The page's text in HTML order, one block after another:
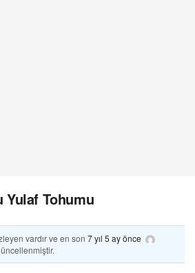
Yulaf Tohumu
vardır ve en son 7 yıl 5 ay önce